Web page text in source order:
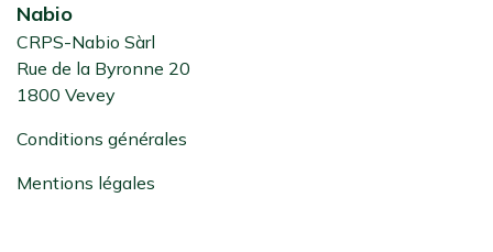
Nabio
CRPS-Nabio Sàrl
Rue de la Byronne 20
1800 Vevey
Conditions générales
Mentions légales